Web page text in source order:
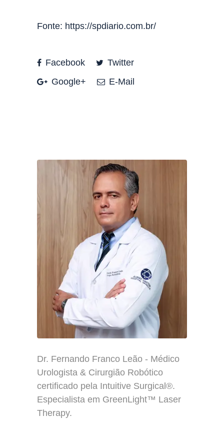
Fonte: https://spdiario.com.br/
Facebook
Twitter
Google+
E-Mail
Dr. Fernando Franco Leão - Médico
Urologista & Cirurgião Robótico
certificado pela Intuitive Surgical®.
Especialista em GreenLight™ Laser
Therapy.